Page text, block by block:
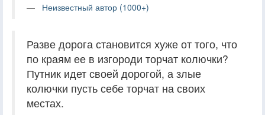
Неизвестный автор (1000+)
Разве дорога становится хуже от того, что
по краям ее в изгороди торчат колючки?
Путник идет своей дорогой, а злые
колючки пусть себе торчат на своих
местах.